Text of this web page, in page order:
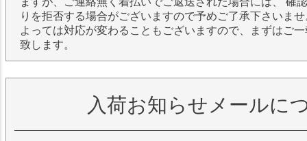
りを拒否する場合がございますので予めご了承下さいま
よっては対応が変わることもございますので、まずはご
致します。
入荷お知らせメールに